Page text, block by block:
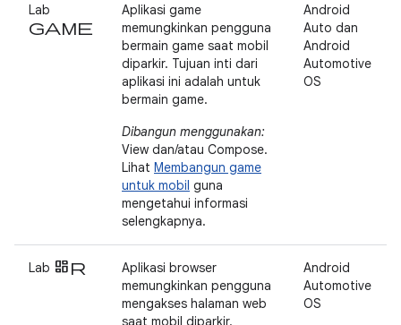
Lab
game
Aplikasi game
memungkinkan pengguna
bermain game saat mobil
diparkir. Tujuan inti dari
aplikasi ini adalah untuk
bermain game.
Dibangun menggunakan:
View dan/atau Compose.
Lihat Membangun game
untuk mobil guna
mengetahui informasi
selengkapnya.
Android
Auto dan
Android
Automotive
OS
Lab browser
Aplikasi browser
memungkinkan pengguna
mengakses halaman web
saat mobil diparkir.
Android
Automotive
OS